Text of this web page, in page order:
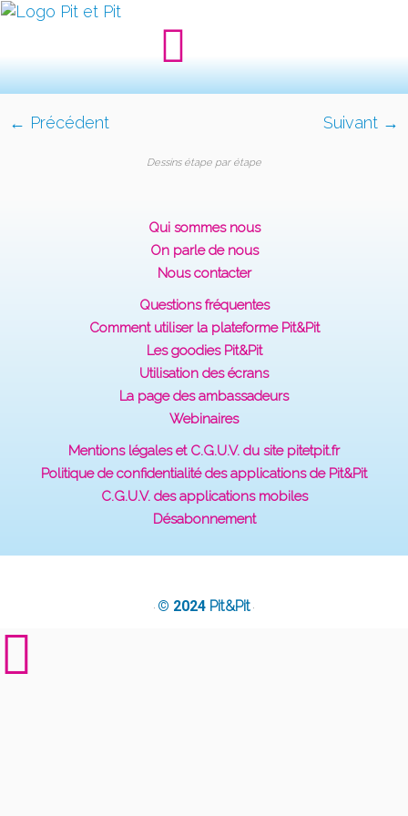
← Précédent Suivant →
Dessins étape par étape
Qui sommes nous
On parle de nous
Nous contacter
Questions fréquentes
Comment utiliser la plateforme Pit&Pit
Les goodies Pit&Pit
Utilisation des écrans
La page des ambassadeurs
Webinaires
Mentions légales et C.G.U.V. du site pitetpit.fr
Politique de confidentialité des applications de Pit&Pit
C.G.U.V. des applications mobiles
Désabonnement
· © 2024 Pit&Pit ·